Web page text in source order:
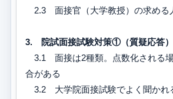
2.3 面接官（大学教授）の求める
3. 院試面接試験対策①（質疑応答）
3.1 面接は2種類。点数化される
合がある
3.2 大学院面接試験でよく聞かれ